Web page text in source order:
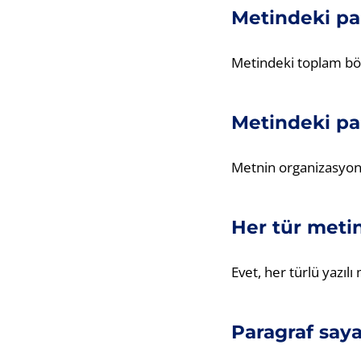
Metindeki
Metindeki toplam
Metindeki
Metnin
Her tür
Evet, her türlü
Paragraf